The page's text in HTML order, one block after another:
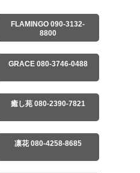
FLAMINGO 090-3132-
8800
GRACE 080-3746-0488
癒し苑 080-2390-7821
凛花 080-4258-8685